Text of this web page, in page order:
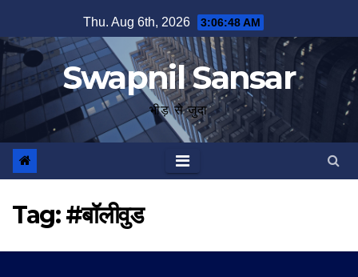
to
content
Thu. Aug 6th, 2026 3:06:48 AM
Swapnil Sansar
भीड़ से जुदा
Tag:#बॉलीवुड